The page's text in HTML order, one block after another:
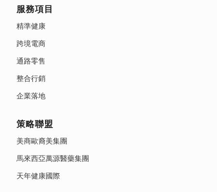
服務項目
精準健康
跨境電商
通路零售
整合行銷
企業落地
策略聯盟
美商歐裔美集團
馬來西亞萬源醫藥集團
天年健康國際